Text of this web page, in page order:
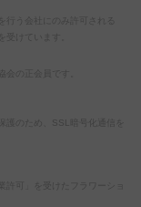
行う会社にのみ許可される
受けています。
会の正会員です。
護のため、SSL暗号化通信を
許可」を受けたフラワーショ